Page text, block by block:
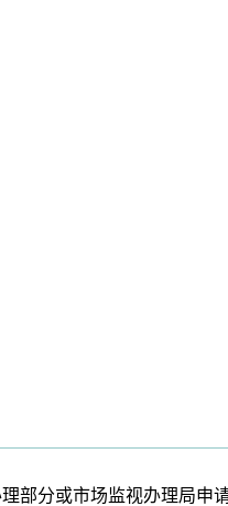
分或市场监视办理局申